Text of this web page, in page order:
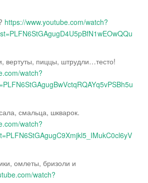
https://www.youtube.com/watch?
вертуты, пиццы, штрудли…тесто!
watch?
смальца, шкварок.
watch?
омлеты, бризоли и
watch?